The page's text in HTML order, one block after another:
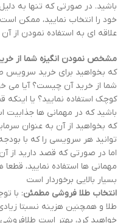
باشید. در صورتی که تنها به
خود را انتخاب نمایید، ممکن
علاقه ای به استفاده نمودن از
مشخص نمودن انگیزه شما از
که بخواهید برای خرید سرویس
شما از خرید آن چیست؟ آیا می
کوچک استفاده نمایید؟ یا اینکه
باشید که در مهمانی ها جذابیت
که بخواهید از آن به عنوان
توانید هر سرویسی را که با
اما در صورتی که قصد دارید از
مهمانی ها استفاده نمایید،
بسیار بالایی برخوردار است
انتخاب طلا فروشی مطمئن: با
طلا و همچنین هزینه نسبتا
خواهید کرد، بهتر است